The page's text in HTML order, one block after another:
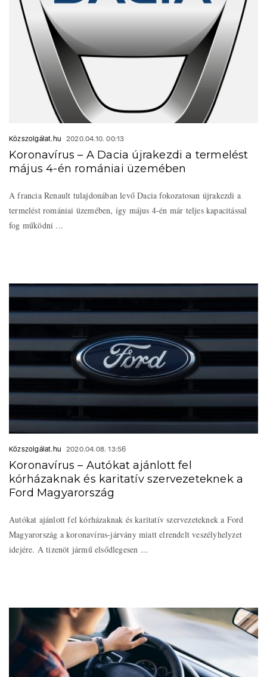
Közszolgálat.hu 2020.04.10. 00:13
Koronavírus – A Dacia újrakezdi a termelést
május 4-én romániai üzemében
A francia Renault tulajdonában levő Dacia fokozatosan újrakezdi a
termelést romániai üzemében, így május 4-én már teljes kapacitással
fog működni ...
Közszolgálat.hu 2020.04.08. 13:56
Koronavírus – Autókat ajánlott fel
kórházaknak és karitatív szervezeteknek a
Ford Magyarország
Autókat ajánlott fel kórházaknak és karitatív szervezeteknek a Ford
Magyarország a koronavírus-járvány miatt elrendelt veszélyhelyzet
idejére. A tizenöt jármű elsődlegesen ...